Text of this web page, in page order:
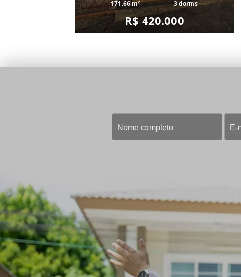
171.66 m² 3 dorms
R$ 420.000